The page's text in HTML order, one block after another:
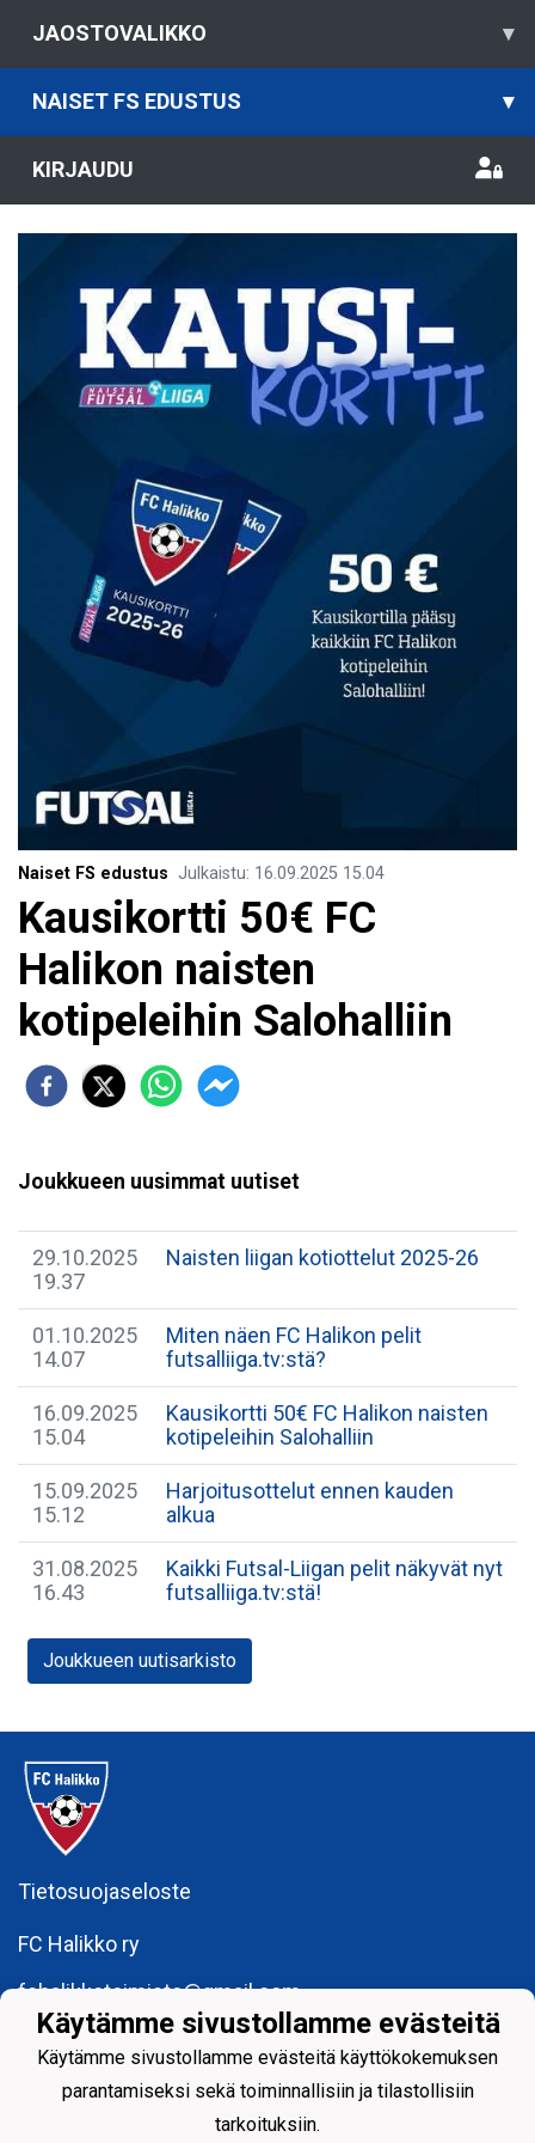
JAOSTOVALIKKO ▾
NAISET FS EDUSTUS ▾
KIRJAUDU
Naiset FS edustus Julkaistu: 16.09.2025 15.04
Kausikortti 50€ FC
Halikon naisten
kotipeleihin Salohalliin
Joukkueen uusimmat uutiset
29.10.2025
19.37
Naisten liigan kotiottelut 2025-26
01.10.2025
14.07
Miten näen FC Halikon pelit
futsalliiga.tv:stä?
16.09.2025
15.04
Kausikortti 50€ FC Halikon naisten
kotipeleihin Salohalliin
15.09.2025
15.12
Harjoitusottelut ennen kauden
alkua
31.08.2025
16.43
Kaikki Futsal-Liigan pelit näkyvät nyt
futsalliiga.tv:stä!
Joukkueen uutisarkisto
Tietosuojaseloste
FC Halikko ry
fchalikkotoimisto@gmail.com
y-tunnus: 1755429 - 6
Käytämme sivustollamme evästeitä
Käytämme sivustollamme evästeitä käyttökokemuksen
parantamiseksi sekä toiminnallisiin ja tilastollisiin
tarkoituksiin.